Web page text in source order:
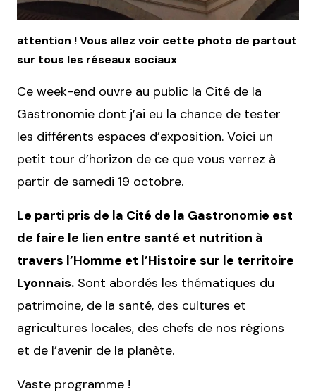
attention ! Vous allez voir cette photo de partout
sur tous les réseaux sociaux
Ce week-end ouvre au public la Cité de la
Gastronomie dont j’ai eu la chance de tester
les différents espaces d’exposition. Voici un
petit tour d’horizon de ce que vous verrez à
partir de samedi 19 octobre.
Le parti pris de la Cité de la Gastronomie est
de faire le lien entre santé et nutrition à
travers l’Homme et l’Histoire sur le territoire
Lyonnais. Sont abordés les thématiques du
patrimoine, de la santé, des cultures et
agricultures locales, des chefs de nos régions
et de l’avenir de la planète.
Vaste programme !